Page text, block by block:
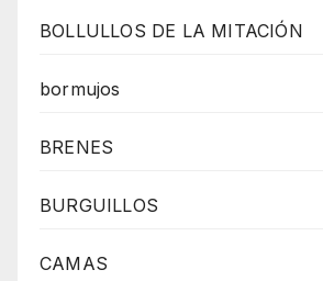
BOLLULLOS DE LA MITACIÓN
bormujos
BRENES
BURGUILLOS
CAMAS